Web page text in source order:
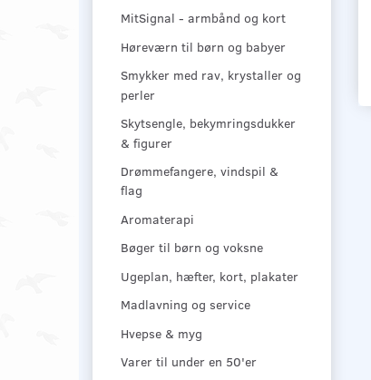
MitSignal - armbånd og kort
Høreværn til børn og babyer
Smykker med rav, krystaller og
perler
Skytsengle, bekymringsdukker
& figurer
Drømmefangere, vindspil &
flag
Aromaterapi
Bøger til børn og voksne
Ugeplan, hæfter, kort, plakater
Madlavning og service
Hvepse & myg
Varer til under en 50'er